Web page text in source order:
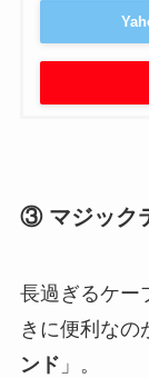
③ マジック
長過ぎるケー
きに便利なの
ンド 」。